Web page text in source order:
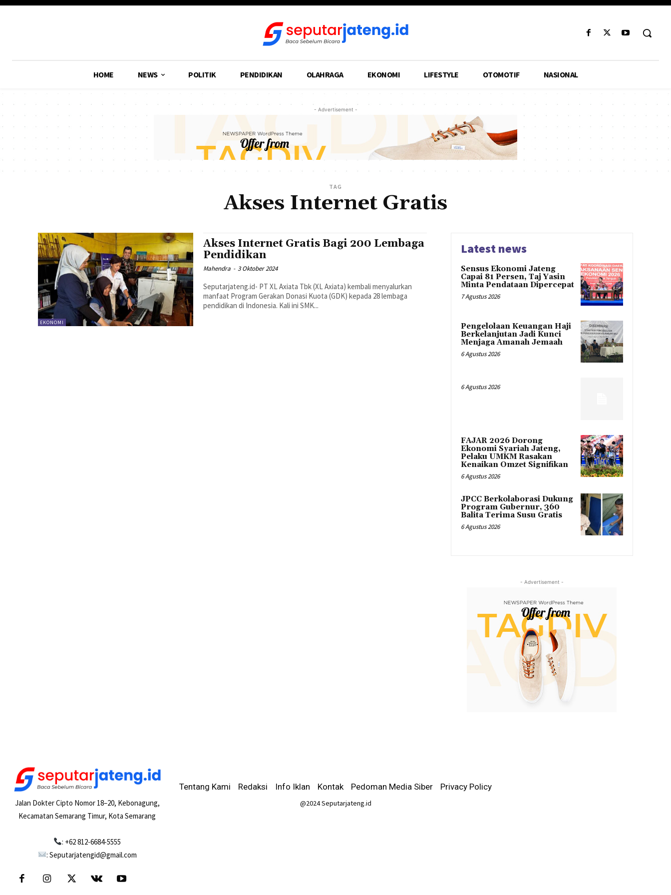
HOME NEWS POLITIK PENDIDIKAN OLAHRAGA EKONOMI LIFESTYLE OTOMOTIF NASIONAL
- Advertisement -
TAG
Akses Internet Gratis
EKONOMI
Akses Internet Gratis Bagi 200 Lembaga
Pendidikan
Mahendra - 3 Oktober 2024
Seputarjateng.id- PT XL Axiata Tbk (XL Axiata) kembali menyalurkan
manfaat Program Gerakan Donasi Kuota (GDK) kepada 28 lembaga
pendidikan di Indonesia. Kali ini SMK...
Latest news
Sensus Ekonomi Jateng
Capai 81 Persen, Taj Yasin
Minta Pendataan Dipercepat
7 Agustus 2026
Pengelolaan Keuangan Haji
Berkelanjutan Jadi Kunci
Menjaga Amanah Jemaah
6 Agustus 2026
6 Agustus 2026
FAJAR 2026 Dorong
Ekonomi Syariah Jateng,
Pelaku UMKM Rasakan
Kenaikan Omzet Signifikan
6 Agustus 2026
JPCC Berkolaborasi Dukung
Program Gubernur, 360
Balita Terima Susu Gratis
6 Agustus 2026
- Advertisement -
Jalan Dokter Cipto Nomor 18–20, Kebonagung,
Kecamatan Semarang Timur, Kota Semarang
: +62 812-6684-5555
: Seputarjatengid@gmail.com
Tentang Kami Redaksi Info Iklan Kontak Pedoman Media Siber Privacy Policy
@2024 Seputarjateng.id